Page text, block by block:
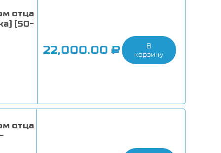
отца
(50-
22,000.00 ₽
В
корзину
отца